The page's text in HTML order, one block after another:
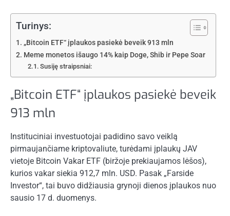
Turinys:
„Bitcoin ETF“ įplaukos pasiekė beveik 913 mln
Meme monetos išaugo 14% kaip Doge, Shib ir Pepe Soar
Susiję straipsniai:
„Bitcoin ETF“ įplaukos pasiekė beveik
913 mln
Instituciniai investuotojai padidino savo veiklą
pirmaujančiame kriptovaliute, turėdami įplaukų JAV
vietoje Bitcoin Vakar ETF (biržoje prekiaujamos lėšos),
kurios vakar siekia 912,7 mln. USD. Pasak „Farside
Investor“, tai buvo didžiausia grynoji dienos įplaukos nuo
sausio 17 d. duomenys.